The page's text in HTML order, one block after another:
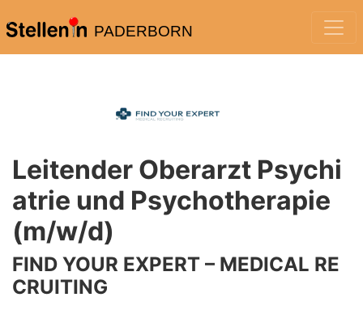
PADERBORN
Leitender Oberarzt Psychi
atrie und Psychotherapie
(m/w/d)
FIND YOUR EXPERT – MEDICAL RE
CRUITING